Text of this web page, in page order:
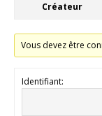
Créateur
Vous devez être
Identifiant: